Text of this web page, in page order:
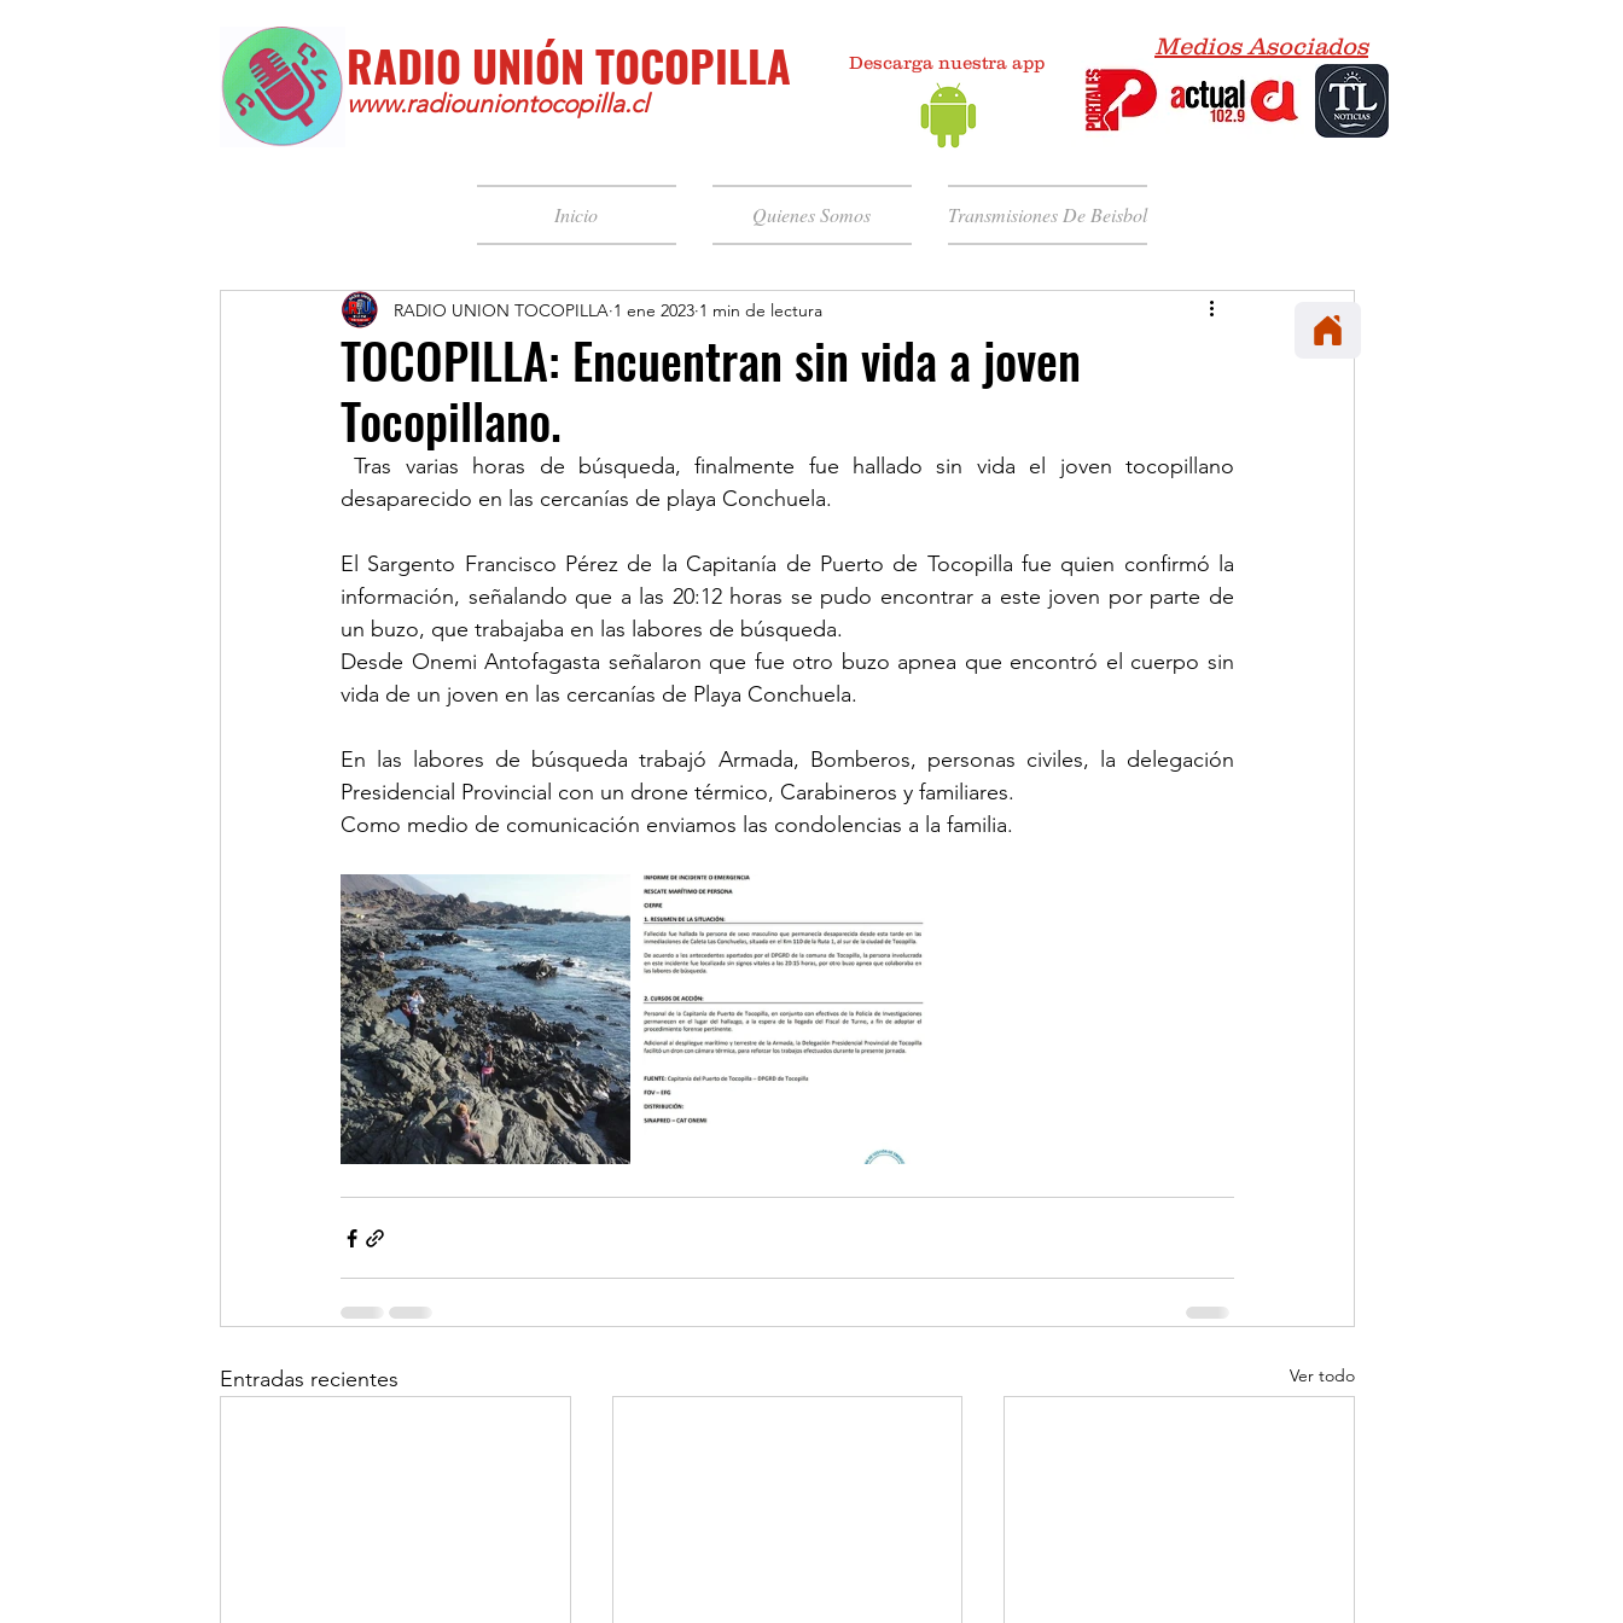
RADIO UNIÓN TOCOPILLA
www.radiouniontocopilla.cl
Descarga nuestra app
Medios Asociados
Inicio Quienes Somos Transmisiones De Beisbol
TOCOPILLA: Encuentran sin vida a joven
Tocopillano.
RADIO UNION TOCOPILLA 1 ene 2023 1 min de lectura
Tras varias horas de búsqueda, finalmente fue hallado sin vida el joven tocopillano
desaparecido en las cercanías de playa Conchuela.
El Sargento Francisco Pérez de la Capitanía de Puerto de Tocopilla fue quien confirmó la
información, señalando que a las 20:12 horas se pudo encontrar a este joven por parte de
un buzo, que trabajaba en las labores de búsqueda.
Desde Onemi Antofagasta señalaron que fue otro buzo apnea que encontró el cuerpo sin
vida de un joven en las cercanías de Playa Conchuela.
En las labores de búsqueda trabajó Armada, Bomberos, personas civiles, la delegación
Presidencial Provincial con un drone térmico, Carabineros y familiares.
Como medio de comunicación enviamos las condolencias a la familia.
Entradas recientes Ver todo